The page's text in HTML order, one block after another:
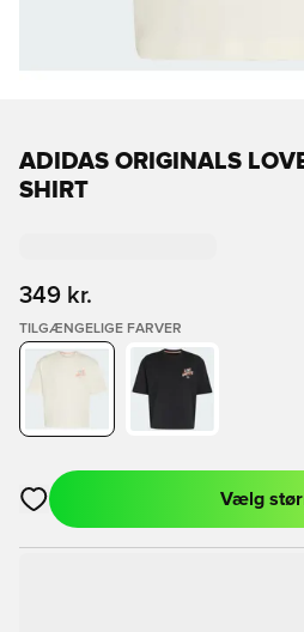
ADIDAS ORIGINALS
SHIRT
349 kr.
TILGÆNGELIGE FARVER
Åbner en Modal til at logge ind
Vælg